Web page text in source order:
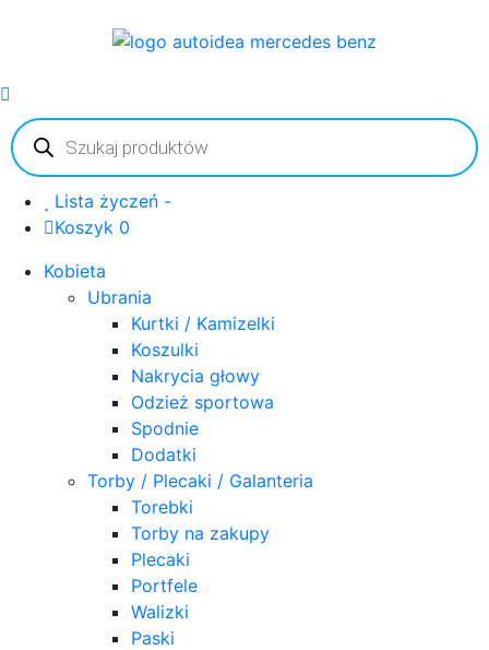
Wyszukiwarka
produktów
Lista życzeń -
Koszyk 0
Kobieta
Ubrania
Kurtki / Kamizelki
Koszulki
Nakrycia głowy
Odzież sportowa
Spodnie
Dodatki
Torby / Plecaki / Galanteria
Torebki
Torby na zakupy
Plecaki
Portfele
Walizki
Paski